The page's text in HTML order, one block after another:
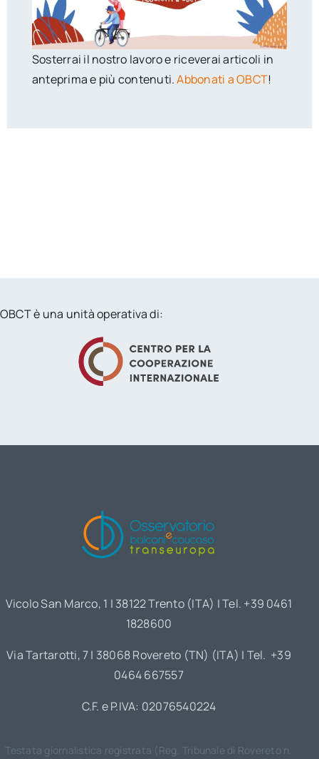
Sosterrai il nostro lavoro e riceverai articoli in
anteprima e più contenuti.Abbonati a OBCT!
OBCT è una unità operativa di:
Vicolo San Marco, 1 | 38122 Trento (ITA) | Tel. +39 0461
1828600
Via Tartarotti, 7 | 38068 Rovereto (TN) (ITA) | Tel. +39
0464 667557
C.F. e P.IVA: 02076540224
Testata giornalistica registrata (Reg. Tribunale di Rovereto n.